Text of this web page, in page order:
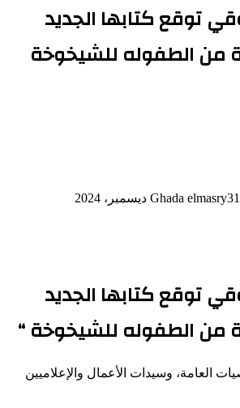
توقع كتابها الجديد
من الطفوله للشيخوخة
Ghada elmasry31 ديسمبر، 2024
توقع كتابها الجديد
من الطفوله للشيخوخة “
العامة، وسيدات الأعمال والإعلاميين